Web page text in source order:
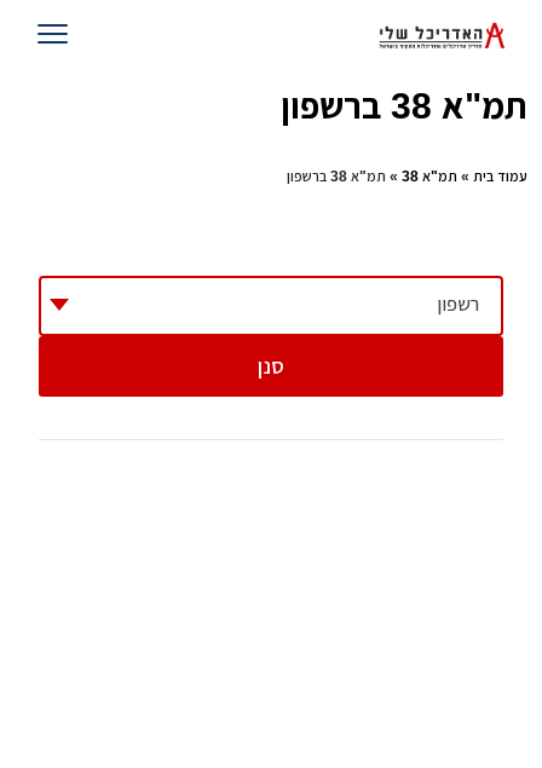
תמ"א 38 ברשפון
עמוד בית » תמ"א 38 » תמ"א 38 ברשפון
רשפון
סנן